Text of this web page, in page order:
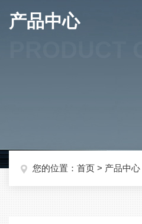
产品中心
您的位置： 首页 > 产品中心